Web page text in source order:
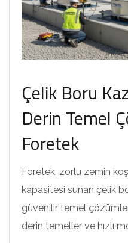
Çelik Boru
Derin Temel
Foretek
Foretek, zorlu zemin
kapasitesi sunan çelik
güvenilir temel
derin temeller ve hızlı